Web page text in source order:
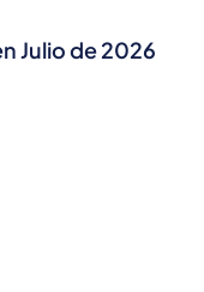
Julio de 2026